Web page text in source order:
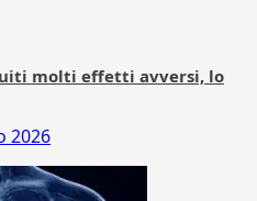
molti effetti avversi, lo
2026